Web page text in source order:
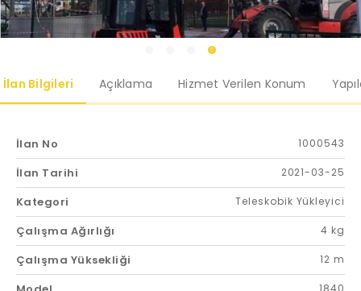
İlan Bilgileri Açıklama Hizmet Verilen Konum
İlan No 1000543
İlan Tarihi 2021-03-25
Kategori Teleskobik Yükleyici
Çalışma Ağırlığı 4 kg
Çalışma Yüksekliği 12 m
1840